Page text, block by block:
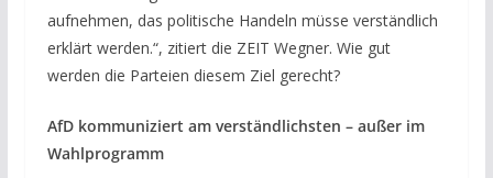
aufnehmen, das politische Handeln müsse verständlich
erklärt werden.“, zitiert die ZEIT Wegner. Wie gut
werden die Parteien diesem Ziel gerecht?
AfD kommuniziert am verständlichsten – außer im
Wahlprogramm